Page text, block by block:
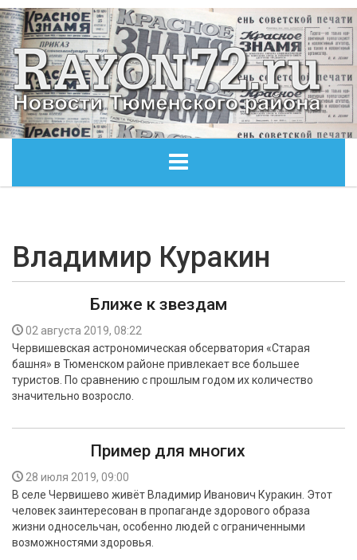
ОБЩЕСТВО
ЭКОНОМИКА
КУЛЬТУРА
БЕЗОПАСНОСТЬ
Владимир Куракин
Ближе к звездам
02 августа 2019, 08:22
Червишевская астрономическая обсерватория «Старая
башня» в Тюменском районе привлекает все большее
туристов. По сравнению с прошлым годом их количество
значительно возросло.
Пример для многих
28 июля 2019, 09:00
В селе Червишево живёт Владимир Иванович Куракин. Этот
человек заинтересован в пропаганде здорового образа
жизни односельчан, особенно людей с ограниченными
возможностями здоровья.